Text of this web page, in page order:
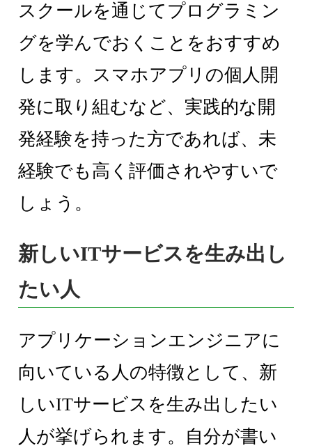
スクールを通じてプログラミン
グを学んでおくことをおすすめ
します。スマホアプリの個人開
発に取り組むなど、実践的な開
発経験を持った方であれば、未
経験でも高く評価されやすいで
しょう。
新しいITサービスを生み出し
たい人
アプリケーションエンジニアに
向いている人の特徴として、新
しいITサービスを生み出したい
人が挙げられます。自分が書い